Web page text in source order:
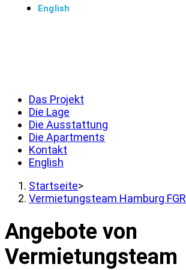
English
Das Projekt
Die Lage
Die Ausstattung
Die Apartments
Kontakt
English
Startseite>
Vermietungsteam Hamburg FGR
Angebote von
Vermietungsteam